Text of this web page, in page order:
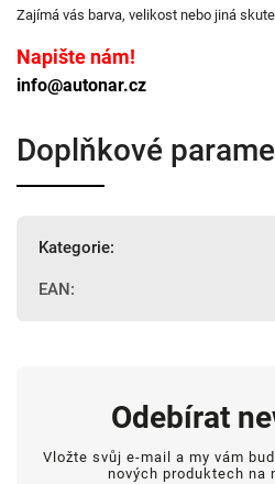
Zajímá vás barva, velikost nebo jiná
Napište nám!
info@autonar.cz
Doplňkové
Kategorie:
EAN:
Odebírat
Vložte svůj e-mail a my vám
nových produktech na